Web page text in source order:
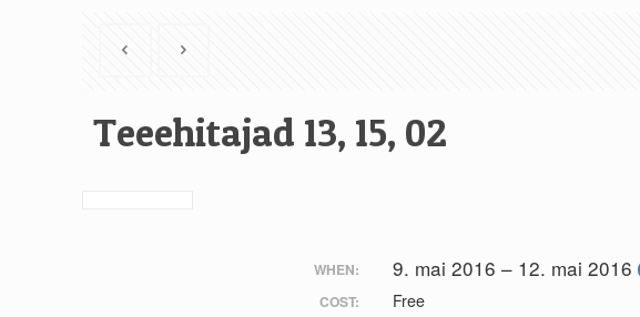
Teeehitajad 13, 15, 02
WHEN: 9. mai 2016 – 12. mai 2016
COST: Free